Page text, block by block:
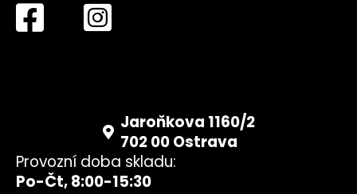
Jaroňkova 1160/2
702 00 Ostrava
Provozní doba skladu:
Po-Čt, 8:00-15:30